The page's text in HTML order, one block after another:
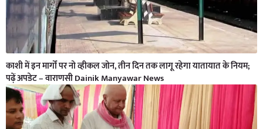
काशी में इन मार्गों पर नो व्हीकल जोन, तीन दिन तक लागू रहेगा यातायात के नियम;
पढ़ें अपडेट – वाराणसी Dainik Manyawar News